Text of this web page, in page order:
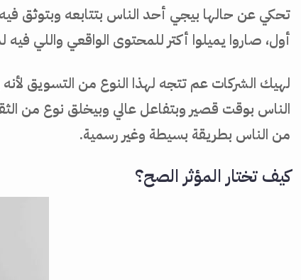
تحكي عن حالها بيجي أحد الناس بتتابعه وبتوثق
أول، صاروا يميلوا أكتر للمحتوى الواقعي واللي فيه
لهيك الشركات عم تتجه لهذا النوع من التسويق
الناس بوقت قصير وبتفاعل عالي وبيخلق نوع من
من الناس بطريقة بسيطة وغير رسمية.
كيف تختار المؤثر الصح؟